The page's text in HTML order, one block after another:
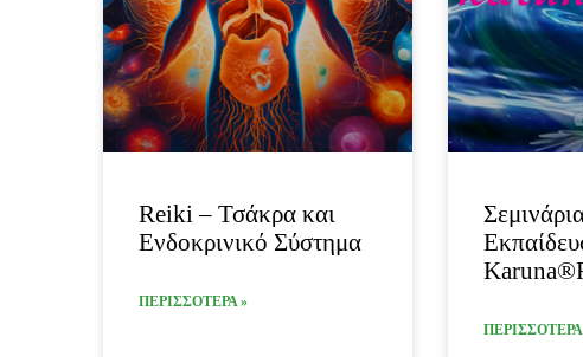
Reiki – Τσάκρα και
Ενδοκρινικό Σύστημα
ΠΕΡΙΣΣΟΤΕΡΑ »
ΠΕΡΙΣΣΟΤΕΡΑ